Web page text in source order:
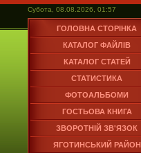
Субота, 08.08.2026, 01:57
ГОЛОВНА СТОРІНКА
КАТАЛОГ ФАЙЛІВ
КАТАЛОГ СТАТЕЙ
СТАТИСТИКА
ФОТОАЛЬБОМИ
ГОСТЬОВА КНИГА
ЗВОРОТНІЙ ЗВ'ЯЗОК
ЯГОТИНСЬКИЙ РАЙОН